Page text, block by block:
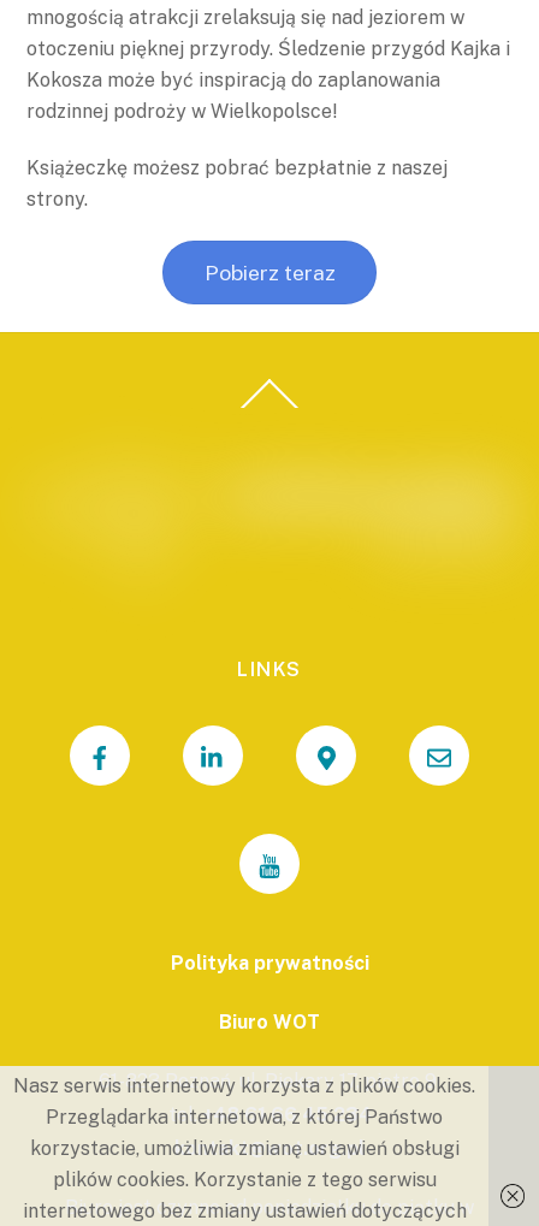
mnogością atrakcji zrelaksują się nad jeziorem w
otoczeniu pięknej przyrody. Śledzenie przygód Kajka i
Kokosza może być inspiracją do zaplanowania
rodzinnej podroży w Wielkopolsce!
Książeczkę możesz pobrać bezpłatnie z naszej
strony.
Pobierz teraz
LINKS
Polityka prywatności
Biuro WOT
61-823 Poznań, ul. Piekary 17, piętro 9.
tel.+48 61 66 45 234
kontakt@wot.org.pl
Biuro jest czynne od poniedziałku do piątku w
Nasz serwis internetowy korzysta z plików cookies.
Przeglądarka internetowa, z której Państwo
korzystacie, umożliwia zmianę ustawień obsługi
plików cookies. Korzystanie z tego serwisu
internetowego bez zmiany ustawień dotyczących